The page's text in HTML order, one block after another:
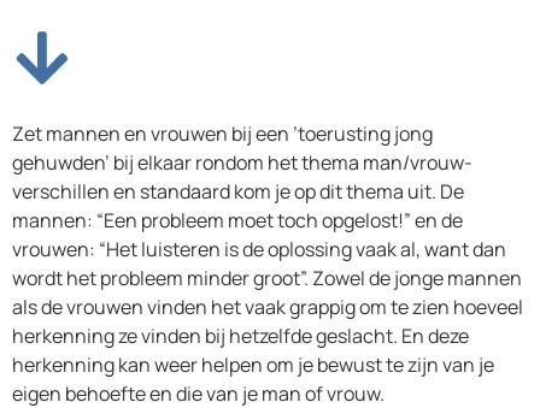
Zet mannen en vrouwen bij een ’toerusting jong
gehuwden’ bij elkaar rondom het thema man/vrouw-
verschillen en standaard kom je op dit thema uit. De
mannen: “Een probleem moet toch opgelost!” en de
vrouwen: “Het luisteren is de oplossing vaak al, want dan
wordt het probleem minder groot”. Zowel de jonge mannen
als de vrouwen vinden het vaak grappig om te zien hoeveel
herkenning ze vinden bij hetzelfde geslacht. En deze
herkenning kan weer helpen om je bewust te zijn van je
eigen behoefte en die van je man of vrouw.